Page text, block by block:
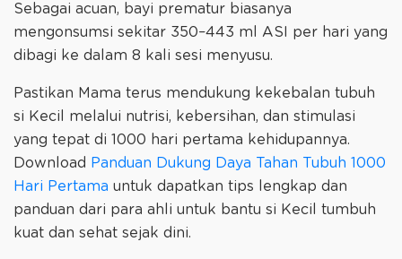
Sebagai acuan, bayi prematur biasanya
mengonsumsi sekitar 350–443 ml ASI per hari yang
dibagi ke dalam 8 kali sesi menyusu.
Pastikan Mama terus mendukung kekebalan tubuh
si Kecil melalui nutrisi, kebersihan, dan stimulasi
yang tepat di 1000 hari pertama kehidupannya.
Download
Panduan Dukung Daya Tahan Tubuh 1000
Hari Pertama untuk dapatkan tips lengkap dan
panduan dari para ahli untuk bantu si Kecil tumbuh
kuat dan sehat sejak dini.